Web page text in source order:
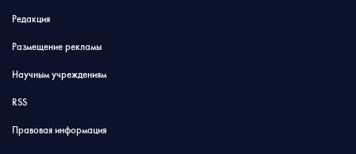
Редакция
Размещение рекламы
Научным учреждениям
RSS
Правовая информация